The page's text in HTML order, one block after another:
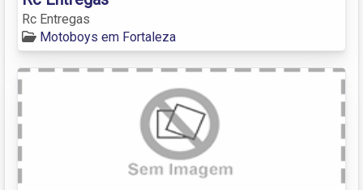
Rc Entregas
Motoboys em Fortaleza